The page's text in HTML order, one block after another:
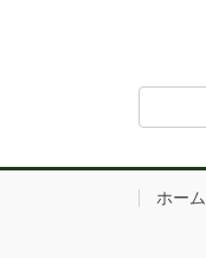
ホーム